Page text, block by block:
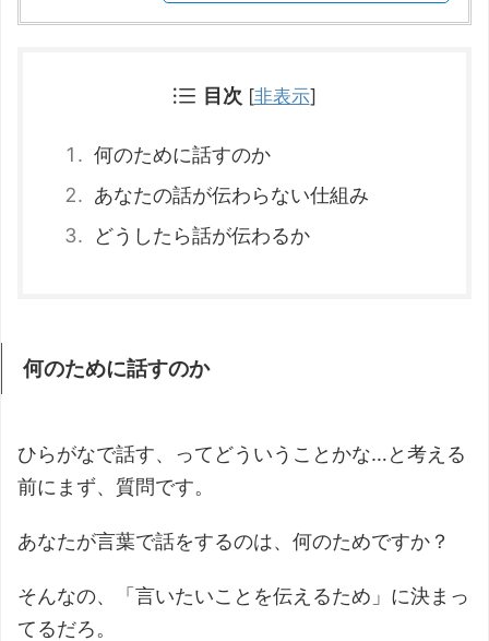
目次 [非表示]
何のために話すのか
あなたの話が伝わらない仕組み
どうしたら話が伝わるか
何のために話すのか
ひらがなで話す、ってどういうことかな…と考える
前にまず、質問です。
あなたが言葉で話をするのは、何のためですか？
そんなの、「言いたいことを伝えるため」に決まっ
てるだろ。